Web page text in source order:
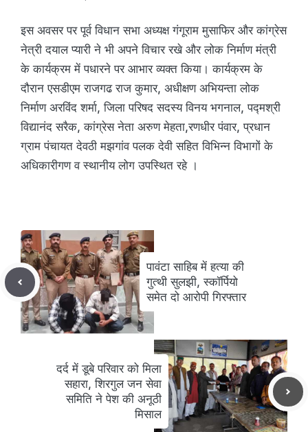
इस अवसर पर पूर्व विधान सभा अध्यक्ष गंगूराम मुसाफिर और कांग्रेस
नेत्री दयाल प्यारी ने भी अपने विचार रखे और लोक निर्माण मंत्री
के कार्यक्रम में पधारने पर आभार व्यक्त किया। कार्यक्रम के
दौरान एसडीएम राजगढ राज कुमार, अधीक्षण अभियन्ता लोक
निर्माण अरविंद शर्मा, जिला परिषद सदस्य विनय भगनाल, पद्मश्री
विद्यानंद सरैक, कांग्रेस नेता अरुण मेहता,रणधीर पंवार, प्रधान
ग्राम पंचायत देवठी मझगांव पलक देवी सहित विभिन्न विभागों के
अधिकारीगण व स्थानीय लोग उपस्थित रहे ।
पावंटा साहिब में हत्या की
गुत्थी सुलझी, स्कॉर्पियो
समेत दो आरोपी गिरफ्तार
दर्द में डूबे परिवार को मिला
सहारा, शिरगुल जन सेवा
समिति ने पेश की अनूठी
मिसाल